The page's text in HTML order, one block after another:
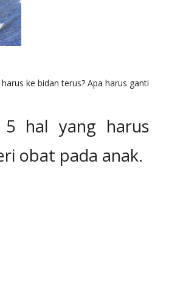
ke bidan terus? Apa harus ganti
5 hal yang harus
obat pada anak.